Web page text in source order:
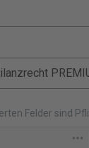
Felder sind